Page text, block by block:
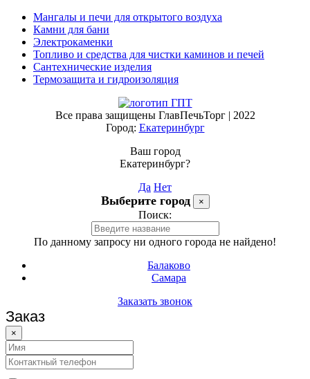
Мангалы и печи для открытого воздуха
Камни для бани
Электрокаменки
Топливо и средства для чистки каминов и печей
Сантехнические изделия
Термозащита и гидроизоляция
Все права защищены ГлавПечьТорг | 2022
Город: Екатеринбург
Ваш город
Екатеринбург?
Да Нет
Выберите город ×
Поиск:
По данному запросу ни одного города не найдено!
Балаково
Самара
Заказать звонок
Заказ
×